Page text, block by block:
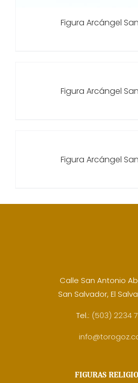
Figura Arcángel
Figura Arcángel
Figura Arcángel
Calle San Antonio
San Salvador, El
Tel.: (503) 2234
FIGURAS